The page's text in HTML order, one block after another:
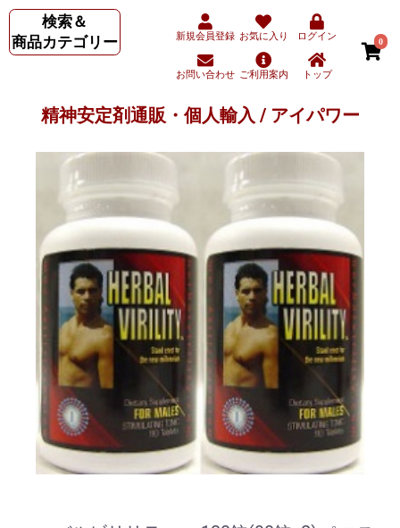
検索＆
商品カテゴリー
新規会員登録 お気に入り ログイン
お問い合わせ ご利用案内 トップ
0
精神安定剤通販・個人輸入 / アイパワー